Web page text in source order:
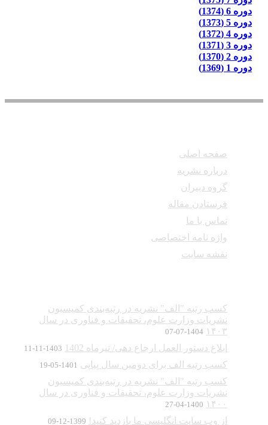
دوره 6 (1374)
دوره 5 (1373)
دوره 4 (1372)
دوره 3 (1371)
دوره 2 (1370)
دوره 1 (1369)
صفحه اصلی
درباره نشریه
گروه دبیران
فرستادن مقاله
تماس با ما
واژه نامه اختصاصی
نقشه سایت
کسب رتبه "الف" نشریه در رتبه‌بندی کمیسیون
نشریات وزارت علوم، تحقیقات و فناوری در سال
۱۴۰۳ 1404-07-07
ابلاغ دستور العمل ارجاع دهی/ تیرماه 1402 1403-11-11
کسب رتبه الف برای دومین سال پیاپی 1401-05-19
کسب رتبه "الف" نشریه در رتبه‌بندی کمیسیون
نشریات وزارت علوم، تحقیقات و فناوری در سال
۱۴۰۰ 1400-04-27
از وب سایت انگلیسی ما بازدید کنید! 1399-12-09